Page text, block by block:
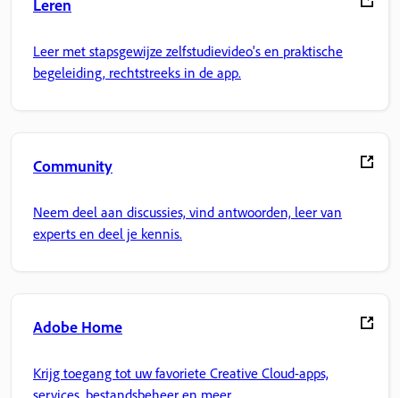
Leren
Leer met stapsgewijze zelfstudievideo's en praktische
begeleiding, rechtstreeks in de app.
Community
Neem deel aan discussies, vind antwoorden, leer van
experts en deel je kennis.
Adobe Home
Krijg toegang tot uw favoriete Creative Cloud-apps,